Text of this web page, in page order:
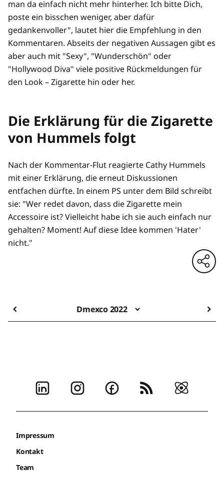
man da einfach nicht mehr hinterher. Ich bitte Dich,
poste ein bisschen weniger, aber dafür
gedankenvoller", lautet hier die Empfehlung in den
Kommentaren. Abseits der negativen Aussagen gibt es
aber auch mit "Sexy", "Wunderschön" oder
"Hollywood Diva" viele positive Rückmeldungen für
den Look – Zigarette hin oder her.
Die Erklärung für die Zigarette
von Hummels folgt
Nach der Kommentar-Flut reagierte Cathy Hummels
mit einer Erklärung, die erneut Diskussionen
entfachen dürfte. In einem PS unter dem Bild schreibt
sie: "Wer redet davon, dass die Zigarette mein
Accessoire ist? Vielleicht habe ich sie auch einfach nur
gehalten? Moment! Auf diese Idee kommen 'Hater'
nicht."
Dmexco 2022
Impressum
Kontakt
Team